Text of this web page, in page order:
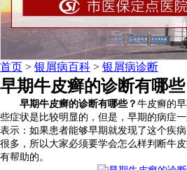
首页 > 银屑病百科 > 银屑病诊断
早期牛皮癣的诊断有哪些
早期牛皮癣的诊断有哪些？ 牛皮癣的
些症状是比较明显的，但是，早期的病症
表示：如果患者能够早期就发现了这个疾
很多，所以大家必须要学会怎么样判断牛
有帮助的。